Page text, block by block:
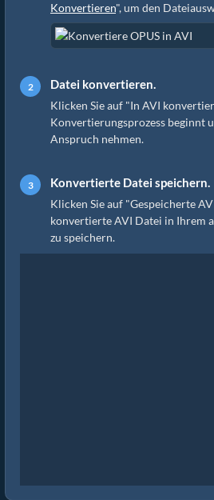
Konvertieren", um den
Datei konvertieren.
Klicken Sie auf "In AVI
Konvertierungsprozess beginnt
Anspruch nehmen.
Konvertierte Datei speichern.
Klicken Sie auf "Gespeicherte
konvertierte AVI Datei in Ihrem
zu speichern.